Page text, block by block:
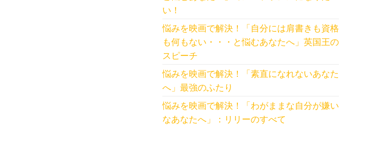
い！
悩みを映画で解決！「自分には肩書きも資格
も何もない・・・と悩むあなたへ」英国王の
スピーチ
悩みを映画で解決！「素直になれないあなた
へ」最強のふたり
悩みを映画で解決！「わがままな自分が嫌い
なあなたへ」：リリーのすべて